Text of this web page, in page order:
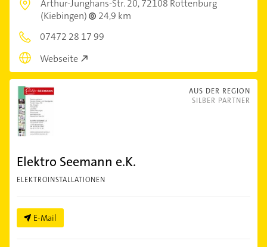
Arthur-Junghans-Str. 20,72108 Rottenburg
(Kiebingen)
24,9 km
07472 28 17 99
Webseite
AUS DER REGION
SILBER PARTNER
Elektro Seemann e.K.
ELEKTROINSTALLATIONEN
E-Mail